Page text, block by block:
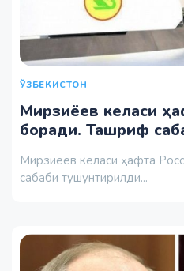
ЎЗБЕКИСТОН
Мирзиёев келаси
боради. Ташриф
Мирзиёев келаси ҳафта
сабаби тушунтирилди...